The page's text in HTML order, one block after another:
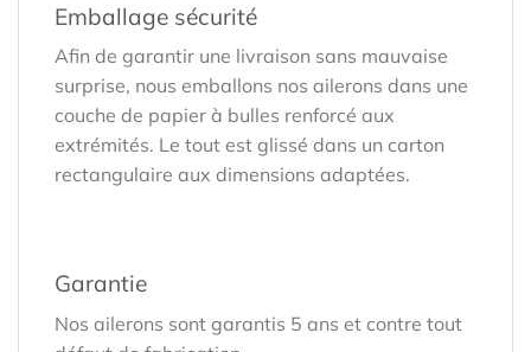
Emballage sécurité
Afin de garantir une livraison sans mauvaise
surprise, nous emballons nos ailerons dans une
couche de papier à bulles renforcé aux
extrémités. Le tout est glissé dans un carton
rectangulaire aux dimensions adaptées.
Garantie
Nos ailerons sont garantis 5 ans et contre tout